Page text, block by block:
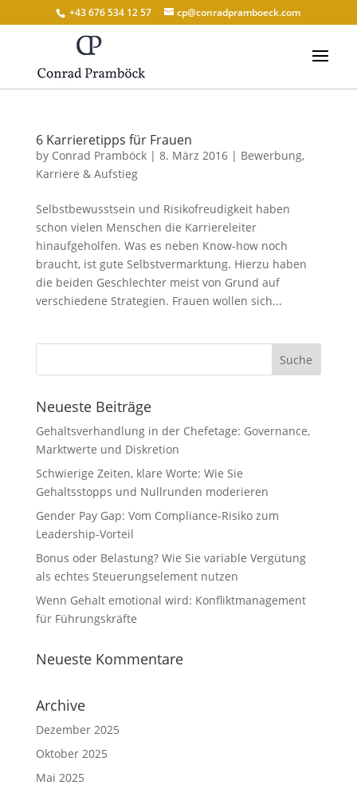
+43 676 534 12 57 cp@conradpramboeck.com
6 Karrieretipps für Frauen
by Conrad Pramböck| 8. März 2016| Bewerbung,
Karriere & Aufstieg
Selbstbewusstsein und Risikofreudigkeit haben
schon vielen Menschen die Karriereleiter
hinaufgeholfen. Was es neben Know-how noch
braucht, ist gute Selbstvermarktung. Hierzu haben
die beiden Geschlechter meist von Grund auf
verschiedene Strategien. Frauen wollen sich...
Neueste Beiträge
Gehaltsverhandlung in der Chefetage: Governance,
Marktwerte und Diskretion
Schwierige Zeiten, klare Worte: Wie Sie
Gehaltsstopps und Nullrunden moderieren
Gender Pay Gap: Vom Compliance-Risiko zum
Leadership-Vorteil
Bonus oder Belastung? Wie Sie variable Vergütung
als echtes Steuerungselement nutzen
Wenn Gehalt emotional wird: Konfliktmanagement
für Führungskräfte
Neueste Kommentare
Archive
Dezember 2025
Oktober 2025
Mai 2025